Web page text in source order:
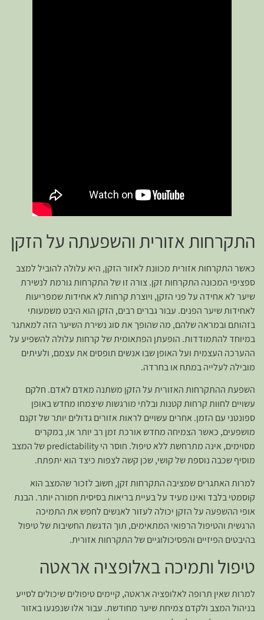
התקרחות אזורית והשפעתה על הזקן
כאשר התקרחות אזורית מכוונת לאזור הזקן, היא עלולה להוביל למצב
ספציפי המכונה התקרחות זקן. צורה זו של התקרחות גורמת לנשירת
שיער לא אחידה על פני הזקן, ויוצרת קרחות לא אחידות שמפריעות
לאחידות שיער הפנים. עבור גברים רבים, הזקן הוא היבט משמעותי
בזהותם ובמראה שלהם, מה שהופך את סוג נשירת השיער הזה למאתגר
במיוחד להתמודדות. הופעתן הפתאומית של קרחות עלולה להשפיע על
ההערכה העצמית ועל האופן שבו אנשים תופסים את עצמם, ולעיתים
מובילה לעלייה במתח או בחרדה.
השפעת ההתקרחות האזורית על הזקן משתנה מאדם לאדם. חלקם
עשויים לחוות קרחות קטנות ובלתי מורגשות שיצמחו מחדש באופן
ספונטני עם הזמן. אחרים עשויים לראות אזורים גדולים יותר של זקנם
מושפעים, כאשר הצמיחה מחדש אורכת זמן רב יותר או, במקרים
מסוימים, אינה מתרחשת ללא טיפול. חוסר הי predictability של המצב
מוסיף שכבה נוספת של קושי, שכן קשה לצפות כיצד הוא יתפתח.
למרות האתגרים שמציבה התקרחות זקן, חשוב לזכור שהמצב הוא
קוסמטי בלבד ואינו מעיד על בעיית בריאות בסיסית חמורה יותר. הבנת
אופי ההשפעה על הזקן יכולה לעזור לאנשים לחפש את התמיכה
הרגשית והטיפול הרפואי המתאימים, תוך הדגשת החשיבות של טיפול
בהיבטים הפיזיים והפסיכולוגיים של התקרחות אזורית.
טיפול ותמיכה באלופציה אראטה
למרות שאין תרופה לאלופציה אראטה, קיימים טיפולים שיכולים לסייע
בניהול המצב ולקדם צמיחת שיער מחודשת. עבור אלו שנפגעו באזור